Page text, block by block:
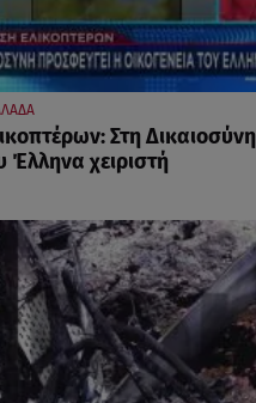
Στη
Έλληνα χειριστή